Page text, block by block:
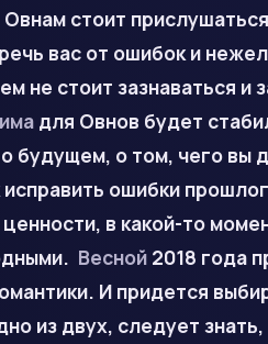
стоит
вас от ошибок и
не стоит зазнаваться и
для Овнов будет
будущем, о том, чего вы
исправить ошибки
в какой-то
Весной 2018 года
И придется
из двух, следует